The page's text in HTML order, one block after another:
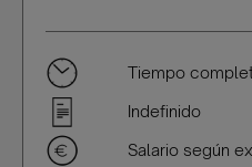
Tiempo
Indefinido
Salario según